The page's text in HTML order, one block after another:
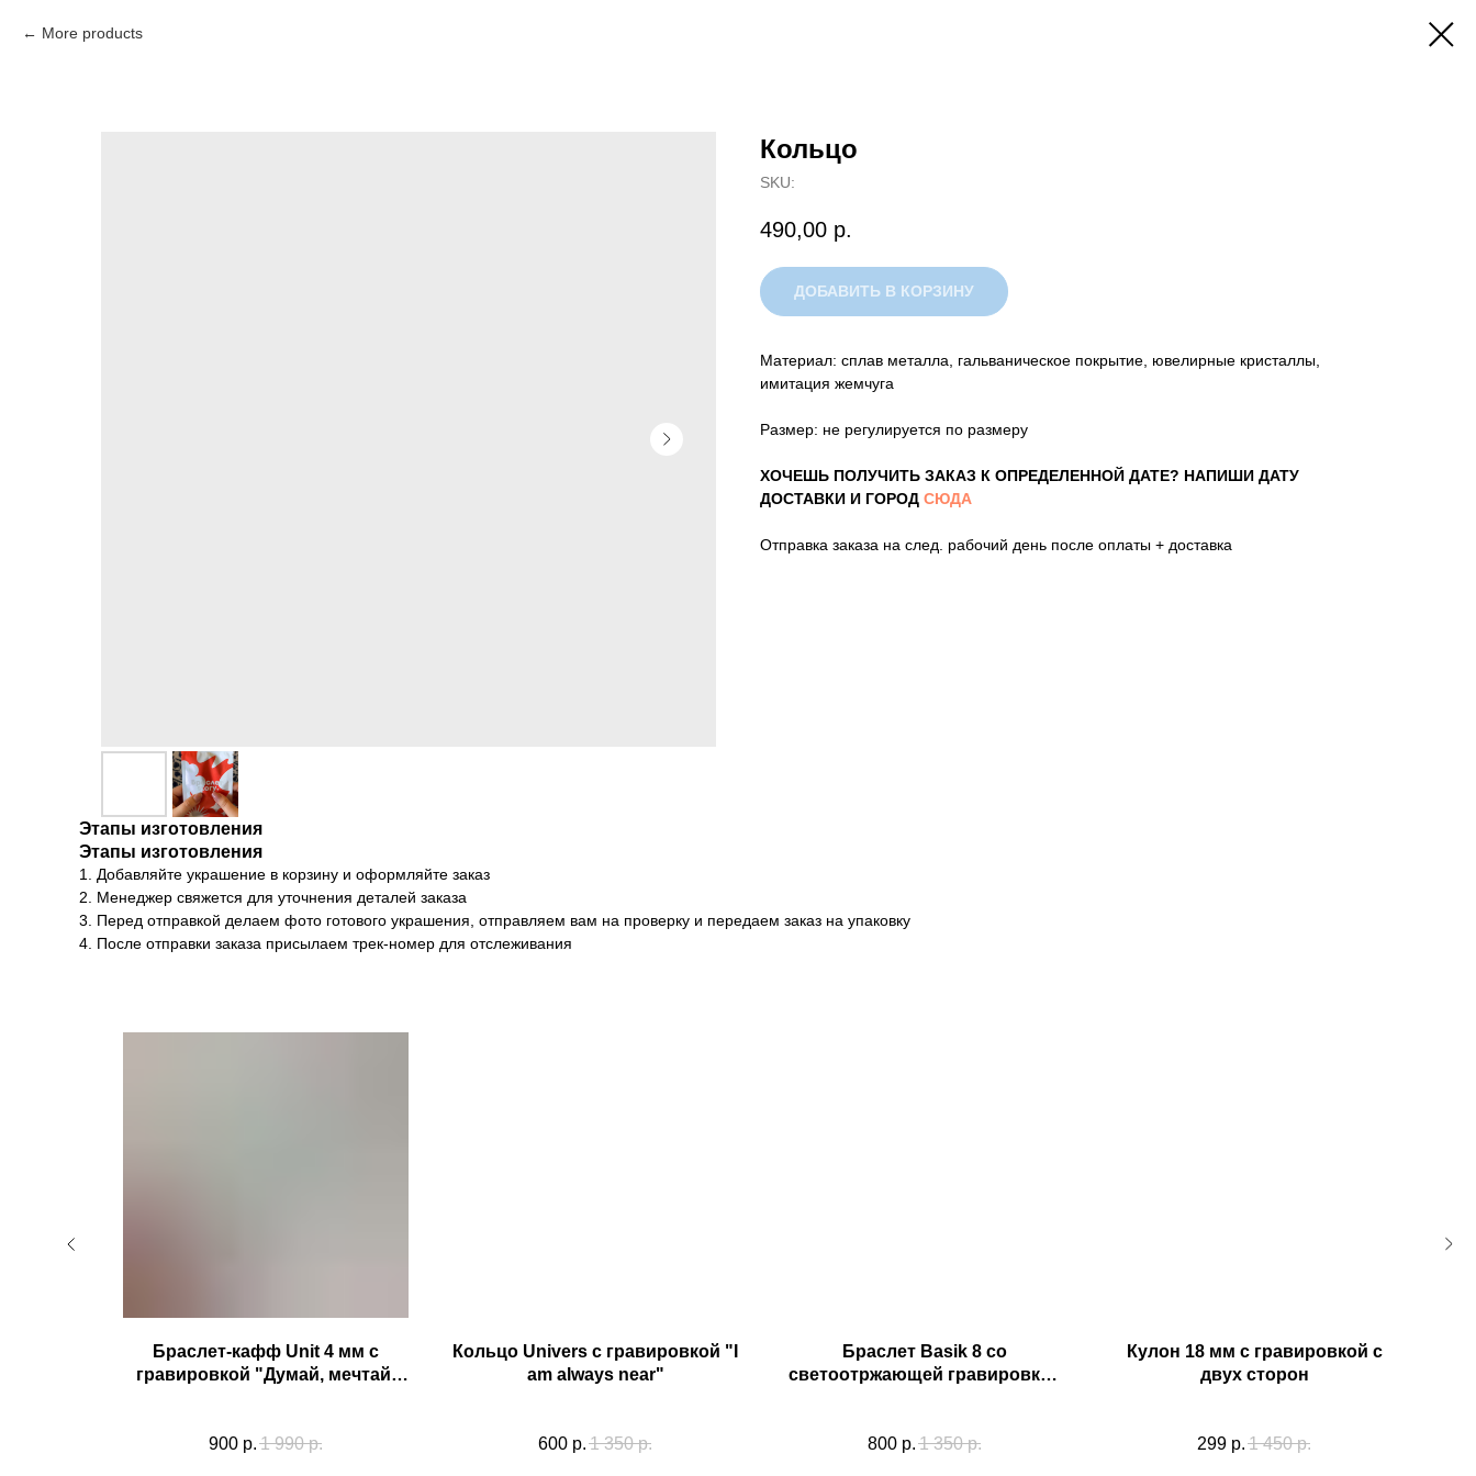
More products
Кольцо
SKU:
490,00 р.
ДОБАВИТЬ В КОРЗИНУ
Материал: сплав металла, гальваническое покрытие, ювелирные кристаллы,
имитация жемчуга
Размер: не регулируется по размеру
ХОЧЕШЬ ПОЛУЧИТЬ ЗАКАЗ К ОПРЕДЕЛЕННОЙ ДАТЕ? НАПИШИ ДАТУ
ДОСТАВКИ И ГОРОД СЮДА
Отправка заказа на след. рабочий день после оплаты + доставка
Этапы изготовления
Этапы изготовления
1. Добавляйте украшение в корзину и оформляйте заказ
2. Менеджер свяжется для уточнения деталей заказа
3. Перед отправкой делаем фото готового украшения, отправляем вам на проверку и передаем заказ на упаковку
4. После отправки заказа присылаем трек-номер для отслеживания
Браслет-кафф Unit 4 мм с
гравировкой "Думай, мечтай,
900 р. 1 990 р.
Кольцо Univers с гравировкой "I
am always near"
600 р. 1 350 р.
Браслет Basik 8 cо
светоотржающей гравировкой
800 р. 1 350 р.
Кулон 18 мм с гравировкой с
двух сторон
299 р. 1 450 р.